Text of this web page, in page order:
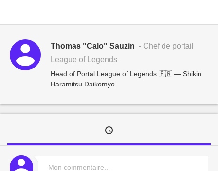
Thomas "Calo" Sauzin - Chef de portail
League of Legends
Head of Portal League of Legends 🇫🇷 — Shikin
Haramitsu Daikomyo